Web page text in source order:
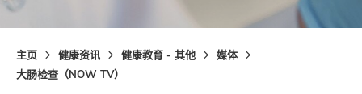
主页 健康资讯 健康教育 - 其他
媒体
大肠检查（NOW TV）